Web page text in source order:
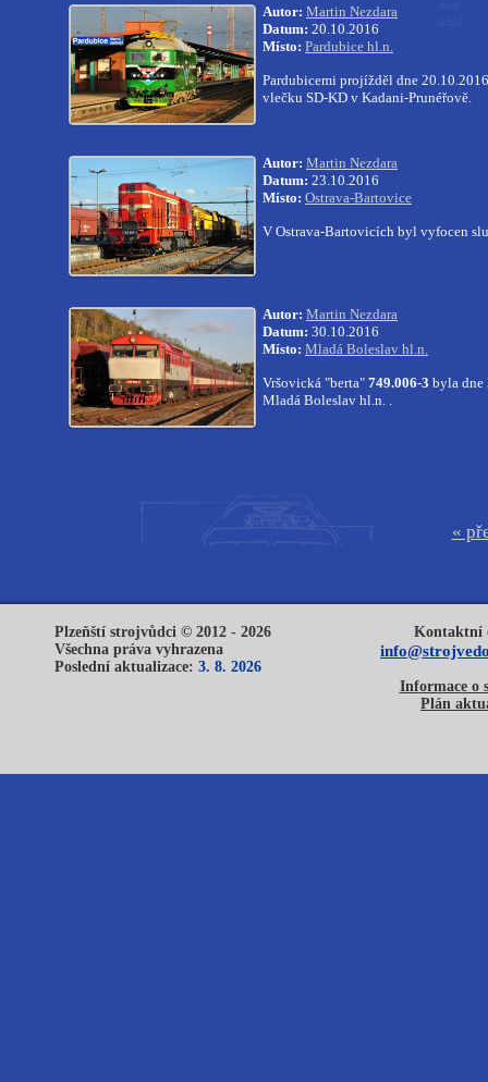
Autor: Martin Nezdara
Datum: 20.10.2016
Místo: Pardubice hl.n.
Pardubicemi projížděl dne
vlečku SD-KD v Kadani-Prunéřově.
Autor: Martin Nezdara
Datum: 23.10.2016
Místo: Ostrava-Bartovice
V Ostrava-Bartovicích byl vyfocen
Autor: Martin Nezdara
Datum: 30.10.2016
Místo: Mladá Boleslav hl.n.
Vršovická "berta" 749.006-3 byla dne
Mladá Boleslav hl.n. .
«
Plzeňští strojvůdci © 2012 - 2026
Všechna práva vyhrazena
Poslední aktualizace: 3. 8. 2026
Kontaktní
Informace o
Plán